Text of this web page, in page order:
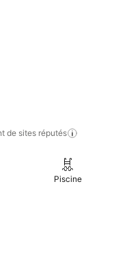
de sites réputés
Piscine